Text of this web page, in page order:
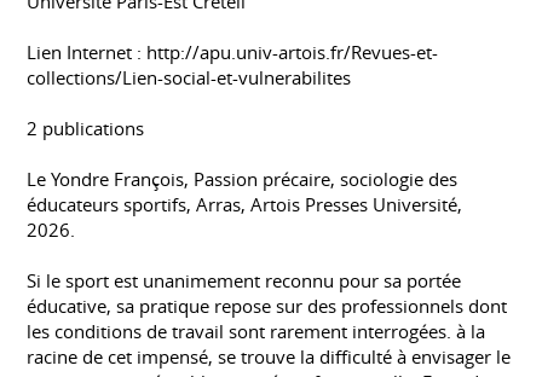
Lien Internet : http://apu.univ-artois.fr/Revues-et-
collections/Lien-social-et-vulnerabilites
2 publications
Le Yondre François, Passion précaire, sociologie des
éducateurs sportifs, Arras, Artois Presses Université,
2026.
Si le sport est unanimement reconnu pour sa portée
éducative, sa pratique repose sur des professionnels dont
les conditions de travail sont rarement interrogées. à la
racine de cet impensé, se trouve la difficulté à envisager le